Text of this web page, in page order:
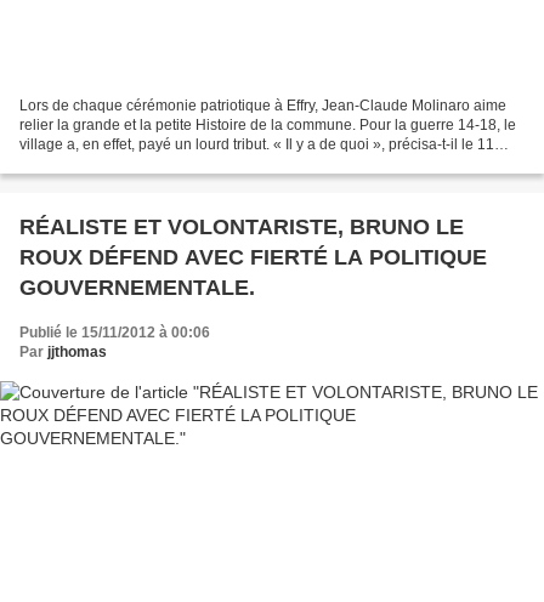
Lors de chaque cérémonie patriotique à Effry, Jean-Claude Molinaro aime
relier la grande et la petite Histoire de la commune. Pour la guerre 14-18, le
village a, en effet, payé un lourd tribut. « Il y a de quoi », précisa-t-il le 11
RÉALISTE ET VOLONTARISTE, BRUNO LE
ROUX DÉFEND AVEC FIERTÉ LA POLITIQUE
GOUVERNEMENTALE.
Publié le 15/11/2012 à 00:06
Par jjthomas